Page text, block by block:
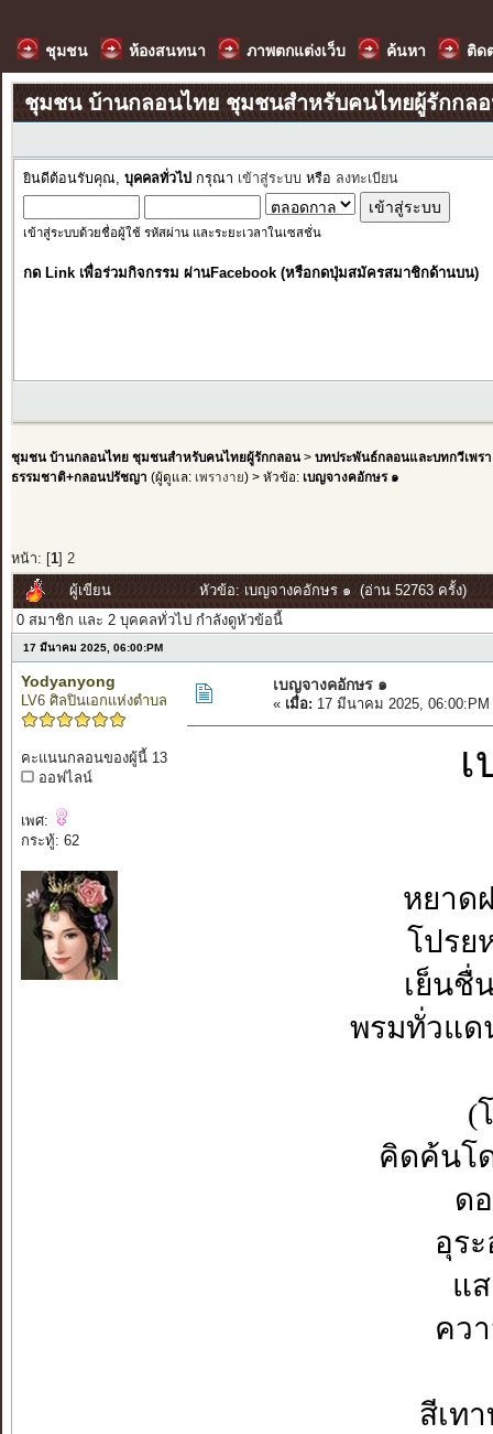
ชุมชน ห้องสนทนา ภาพตกแต่งเว็บ ค้นหา ติด
ชุมชน บ้านกลอนไทย ชุมชนสำหรับคนไทยผู้รักกล
ยินดีต้อนรับคุณ, บุคคลทั่วไป กรุณา เข้าสู่ระบบ หรือ ลงทะเบียน
เข้าสู่ระบบด้วยชื่อผู้ใช้ รหัสผ่าน และระยะเวลาในเซสชั่น
กด Link เพื่อร่วมกิจกรรม ผ่านFacebook (หรือกดปุ่มสมัครสมาชิกด้านบน)
ชุมชน บ้านกลอนไทย ชุมชนสำหรับคนไทยผู้รักกลอน> บทประพันธ์กลอนและบทกวีเพรา
ธรรมชาติ+กลอนปรัชญา (ผู้ดูแล: เพรางาย) > หัวข้อ: เบญจางคอักษร ๑
หน้า: [ 1] 2
ผู้เขียน
หัวข้อ: เบญจางคอักษร ๑ (อ่าน 52763 ครั้ง)
0 สมาชิก และ 2 บุคคลทั่วไป กำลังดูหัวข้อนี้
17 มีนาคม 2025, 06:00:PM
Yodyanyong
LV6 ศิลปินเอกแห่งตำบล
คะแนนกลอนของผู้นี้ 13
ออฟไลน์
เพศ:
กระทู้: 62
เบญจางคอักษร ๑
« เมื่อ: 17 มีนาคม 2025, 06:00:PM
หยาด
โปร
เย็น
พรมทั่วแ
(โ
คิดค้นโ
ด
อุ
แ
คว
สีเ